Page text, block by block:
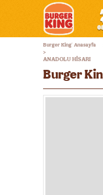
Burger
King®
Burger King® Anasayfa
>
ANADOLU HİSARI
Burger